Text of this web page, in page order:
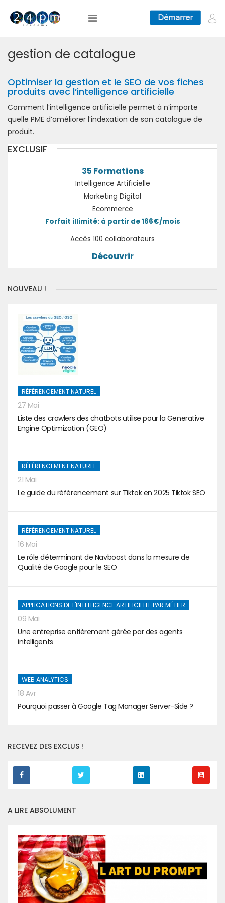
gestion de catalogue
Optimiser la gestion et le SEO de vos fiches
produits avec l’intelligence artificielle
Comment l’intelligence artificielle permet à n’importe
quelle PME d’améliorer l’indexation de son catalogue de
produit.
EXCLUSIF
35 Formations
Intelligence Artificielle
Marketing Digital
Ecommerce
Forfait illimité: à partir de 166€/mois
Accès 100 collaborateurs
Découvrir
NOUVEAU !
RÉFÉRENCEMENT NATUREL
27 Mai
Liste des crawlers des chatbots utilise pour la Generative
Engine Optimization (GEO)
RÉFÉRENCEMENT NATUREL
21 Mai
Le guide du référencement sur Tiktok en 2025 Tiktok SEO
RÉFÉRENCEMENT NATUREL
16 Mai
Le rôle déterminant de Navboost dans la mesure de
Qualité de Google pour le SEO
APPLICATIONS DE L'INTELLIGENCE ARTIFICIELLE PAR MÉTIER
09 Mai
Une entreprise entièrement gérée par des agents
intelligents
WEB ANALYTICS
18 Avr
Pourquoi passer à Google Tag Manager Server-Side ?
RECEVEZ DES EXCLUS !
A LIRE ABSOLUMENT